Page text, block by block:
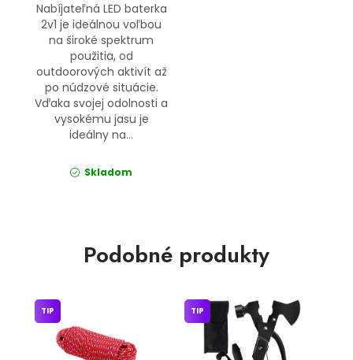
Nabíjateľná LED baterka
2v1 je ideálnou voľbou
na široké spektrum
použitia, od
outdoorových aktivít až
po núdzové situácie.
Vďaka svojej odolnosti a
vysokému jasu je
ideálny na...
Skladom
Podobné produkty
TIP TIP